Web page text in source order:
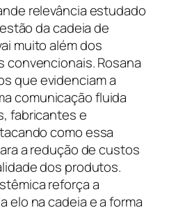
relevância estudado
da cadeia de
muito além dos
Rosana
que evidenciam a
comunicação fluida
fabricantes e
como essa
a redução de custos
dos produtos.
reforça a
elo na cadeia e a forma